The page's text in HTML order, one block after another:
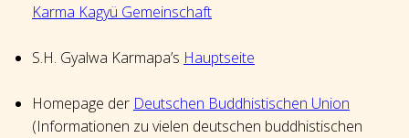
Karma Kagyü Gemeinschaft
S.H. Gyalwa Karmapa’s Hauptseite
Homepage der Deutschen Buddhistischen Union
(Informationen zu vielen deutschen buddhistischen